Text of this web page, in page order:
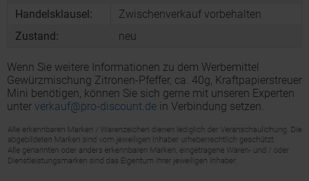
Handelsklausel:
Zwischenverkauf vorbehalten
Zustand:
neu
Wenn Sie weitere Informationen zu dem Werbemittel
Gewürzmischung Zitronen-Pfeffer, ca. 40g, Kraftpapierstreuer
Mini benötigen, können Sie sich gerne mit unseren Experten
unter verkauf@pro-discount.de in Verbindung setzen.